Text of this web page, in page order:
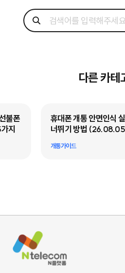
다른 카테
불폰
지
휴대폰 개통 안면인식
너뛰기 방법
개통가이드